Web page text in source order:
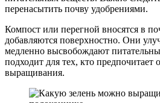
перенасытить почву удобрениями.
Компост или перегной вносятся в
добавляются поверхностно. Они
медленно высвобождают
подходит для тех, кто предпочитает
выращивания.